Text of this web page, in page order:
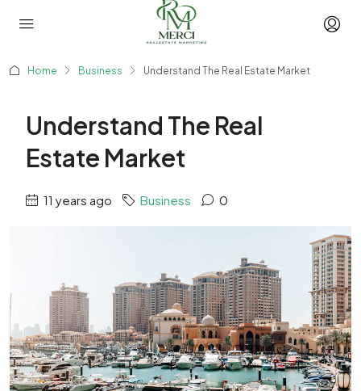
Home Business Understand The Real Estate Market
Understand The Real
Estate Market
11 years ago Business 0